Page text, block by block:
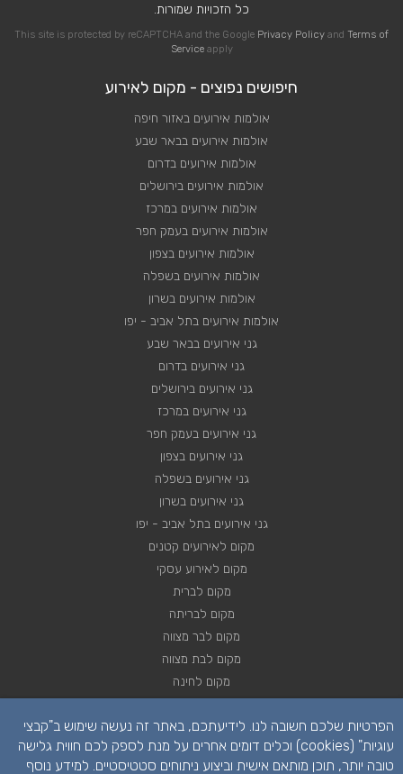
כל הזכויות שמורות.
This site is protected by reCAPTCHA and the Google Privacy Policy and Terms of
Serviceapply
חיפושים נפוצים - מקום לאירוע
אולמות אירועים באזור חיפה
אולמות אירועים בבאר שבע
אולמות אירועים בדרום
אולמות אירועים בירושלים
אולמות אירועים במרכז
אולמות אירועים בעמק חפר
אולמות אירועים בצפון
אולמות אירועים בשפלה
אולמות אירועים בשרון
אולמות אירועים בתל אביב - יפו
גני אירועים בבאר שבע
גני אירועים בדרום
גני אירועים בירושלים
גני אירועים במרכז
גני אירועים בעמק חפר
גני אירועים בצפון
גני אירועים בשפלה
גני אירועים בשרון
גני אירועים בתל אביב - יפו
מקום לאירועים קטנים
מקום לאירוע עסקי
מקום לברית
מקום לבריתה
מקום לבר מצווה
מקום לבת מצווה
מקום לחינה
מקום לכנסים
הפרטיות שלכם חשובה לנו. לידיעתכם, באתר זה נעשה שימוש ב"קבצי
עוגיות" (cookies) וכלים דומים אחרים על מנת לספק לכם חווית גלישה
טובה יותר, תוכן מותאם אישית וביצוע ניתוחים סטטיסטיים. למידע נוסף